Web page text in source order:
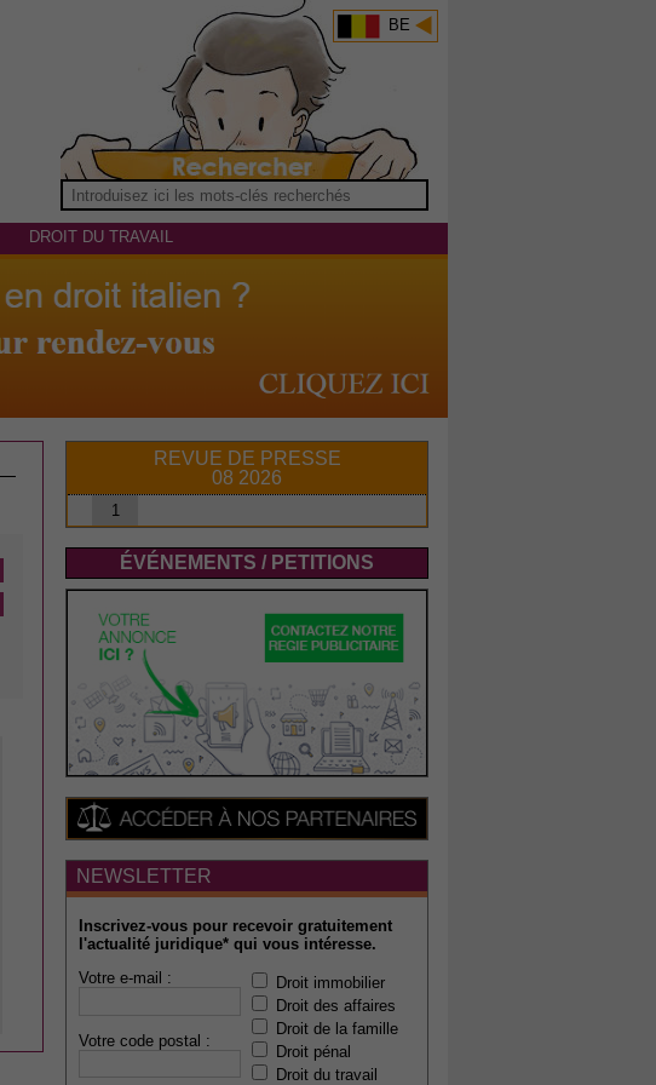
BE
DROIT DU TRAVAIL
REVUE DE PRESSE
08 2026
1
ÉVÉNEMENTS / PETITIONS
NEWSLETTER
Inscrivez-vous pour recevoir gratuitement
l'actualité juridique* qui vous intéresse.
Votre e-mail :
Votre code postal :
Droit immobilier
Droit des affaires
Droit de la famille
Droit pénal
Droit du travail